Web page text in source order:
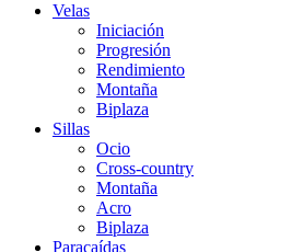
Velas
Iniciación
Progresión
Rendimiento
Montaña
Biplaza
Sillas
Ocio
Cross-country
Montaña
Acro
Biplaza
Paracaídas